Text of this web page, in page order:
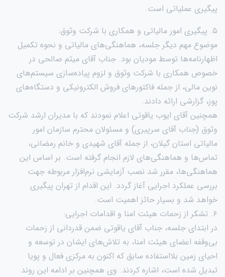
پیگیری عملیاتی است.
۵. پیگیری امور مالیاتی و همکاری با شرکت وثوق:
موضوع مهم دیگر جلسه، هماهنگی‌های مالیاتی و نحوه تکمیل
اظهارنامه‌ها توسط مودیان بود. جناب آقای میثم صالحی در
خصوص همکاری با شرکت وثوق و لزوم پیاده‌سازی سیستم‌های
نوین مالی، از جمله فاکتورهای فروش الکترونیکی و دستگاه‌های
پوز، گزارشی ارائه دادند.
همچنین آقای ایوب یاقوتی اعلام نمودند که با مدیران ارشد شرکت
وثوق (جناب آقای سرپیری) و مسئولان محترم سازمان امور
مالیاتی استان گیلان، از جمله آقای شهیدی و خانم رمضانی،
تماس‌ها و هماهنگی‌های لازم انجام گرفته است. بر اساس این
هماهنگی‌ها، مقرر شد نصب آزمایشی نرم‌افزار مربوطه جهت
بررسی عملکرد اجرایی آغاز گردد. این اقدام از تهران پیگیری
خواهد شد و بسیار حائز اهمیت است.
۶. تشکر از زحمات هیئت امنا و اقدامات اجرایی:
در ابتدای جلسه، جناب آقای یاقوتی ضمن قدردانی از زحمات
بی‌وقفه اعضای هیئت امنا، به تلاش‌های ایشان در توسعه و
احیای زمین بلااستفاده سابق که اکنون به مرکزی فعال و پویا
تبدیل شده است، اشاره کردند. وی همچنین بر ادامه این روند